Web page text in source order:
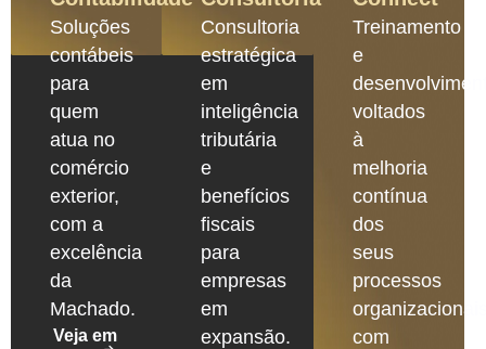
Soluções
contábeis
para
quem
atua no
comércio
exterior,
com a
excelência
da
Machado.
Veja em
Consultoria
estratégica
em
inteligência
tributária
e
benefícios
fiscais
para
empresas
em
expansão.
Treinamento
e
voltados
à
melhoria
contínua
dos
seus
processos
com